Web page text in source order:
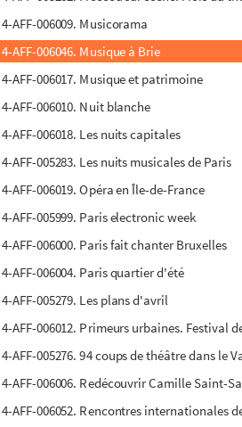
4-AFF-006009. Musicorama
4-AFF-006046. Musique à Brie
4-AFF-006017. Musique et patrimoine
4-AFF-006010. Nuit blanche
4-AFF-006018. Les nuits capitales
4-AFF-005283. Les nuits musicales de Paris
4-AFF-006019. Opéra en Île-de-France
4-AFF-005999. Paris electronic week
4-AFF-006000. Paris fait chanter Bruxelles
4-AFF-006004. Paris quartier d'été
4-AFF-005279. Les plans d'avril
4-AFF-006012. Primeurs urbaines. Festival
4-AFF-005276. 94 coups de théâtre dans le
4-AFF-006006. Redécouvrir Camille Saint-
4-AFF-006052. Rencontres internationales